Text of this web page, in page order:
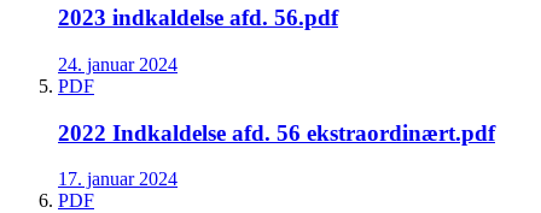
2023 indkaldelse afd. 56.pdf
24. januar 2024
PDF
2022 Indkaldelse afd. 56 ekstraordinært.pdf
17. januar 2024
PDF